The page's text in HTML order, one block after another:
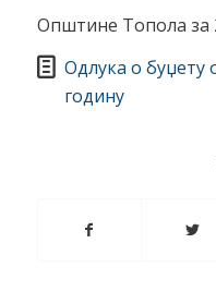
Општине Топола за
Одлука о буџету
годину